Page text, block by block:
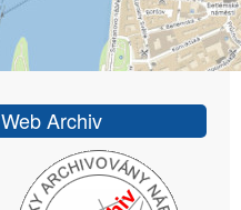
Web Archiv